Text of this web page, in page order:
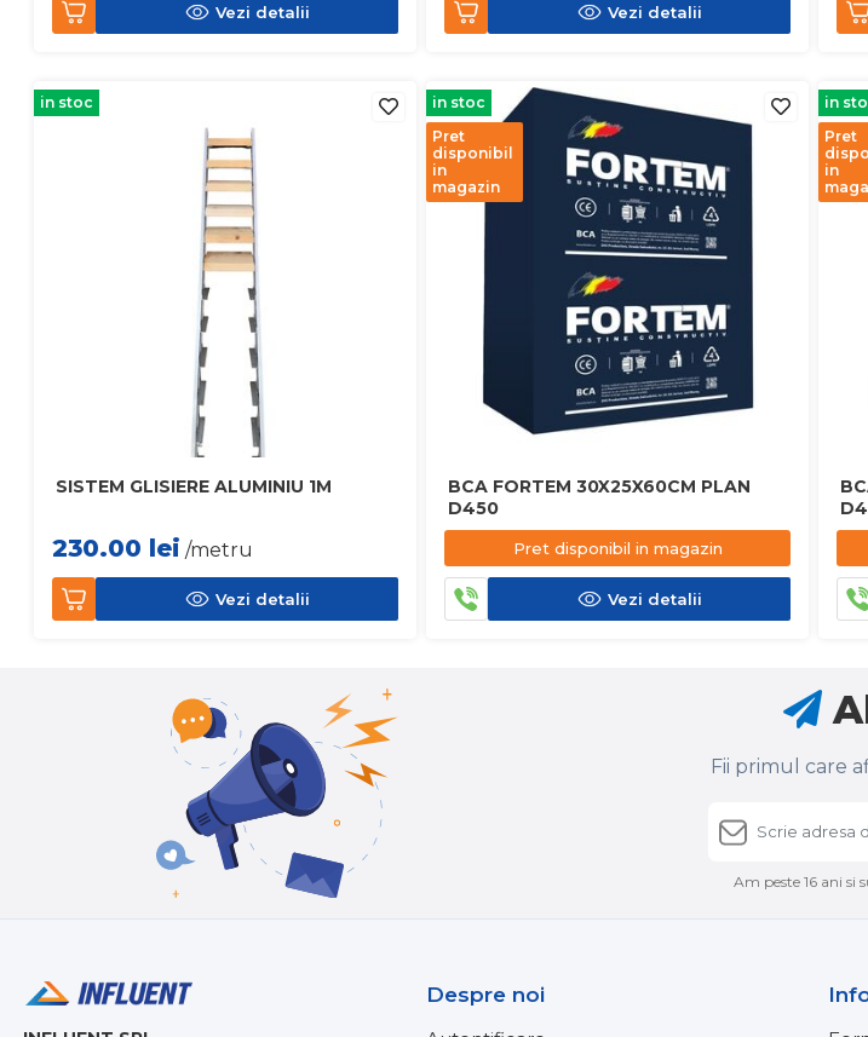
Vezi detalii Vezi detalii
in stoc
SISTEM GLISIERE ALUMINIU 1M
230.00 lei /metru
Vezi detalii
in stoc
Pret
disponibil
in
magazin
BCA FORTEM 30X25X60CM PLAN
D450
Pret disponibil in magazin
Vezi detalii
in
Pret
in
Fii primul care
Am peste 16 ani si
Despre noi